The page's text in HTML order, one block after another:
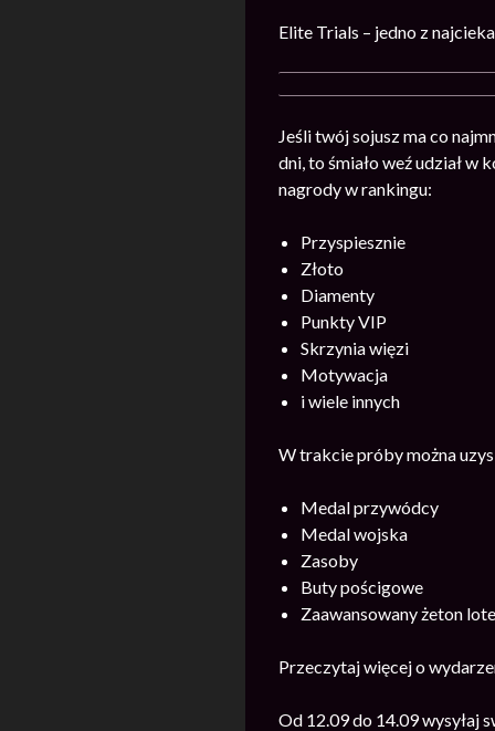
Elite Trials – jedno z
Jeśli twój sojusz ma co
dni, to śmiało weź udział
nagrody w rankingu:
Przyspiesznie
Złoto
Diamenty
Punkty VIP
Skrzynia więzi
Motywacja
i wiele innych
W trakcie próby można
Medal przywódcy
Medal wojska
Zasoby
Buty pościgowe
Zaawansowany żeton
Przeczytaj więcej o
Od 12.09 do 14.09 wysyłaj